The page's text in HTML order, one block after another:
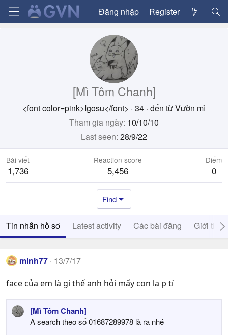
Đăng nhập Register
[Mì Tôm Chanh]
<font color=pink>Igosu</font> · 34 · đến từVườn mì
Tham gia ngày 10/10/10
Last seen 28/9/22
Bài viết
1,736
Reaction score
5,456
Điểm
0
Find
Tin nhắn hồ sơ Latest activity Các bài đăng Giới thiệu
minh77 13/7/17
face của em là gi thế anh hỏi mấy con la p tí
[Mì Tôm Chanh]
A search theo số 01687289978 là ra nhé